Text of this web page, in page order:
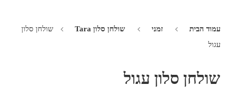
עמוד הבית זמני שולחן סלון Tara
שולחן סלון
עגול
שולחן סלון עגול